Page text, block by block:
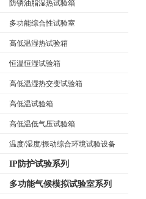
防锈油脂湿热试验箱
多功能综合性试验室
高低温湿热试验箱
恒温恒湿试验箱
高低温湿热交变试验箱
高低温试验箱
高低温低气压试验箱
温度/湿度/振动综合环境试验设备
IP防护试验系列
多功能气候模拟试验室系列